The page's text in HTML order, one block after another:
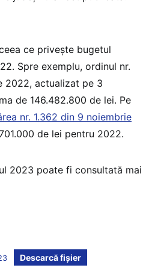
ce privește bugetul
Spre exemplu, ordinul nr.
2022, actualizat pe 3
de 146.482.800 de lei. Pe
nr. 1.362 din 9 noiembrie
de lei pentru 2022.
2023 poate fi consultată mai
Descarcă fișier